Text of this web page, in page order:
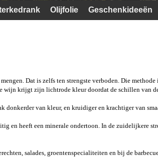
Olijfolie Geschenkideeën
Dat is zelfs ten strengste verboden. Die
wijn krijgt zijn lichtrode kleur doordat de schillen van
van kleur, en kruidiger en krachtiger van
en heeft een minerale ondertoon. In de zuidelijkere
salades, groentenspecialiteiten en bij de